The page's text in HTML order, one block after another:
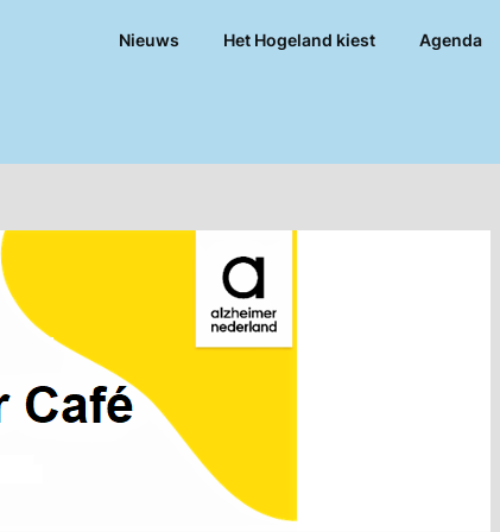
Nieuws Het Hogeland kiest Agenda